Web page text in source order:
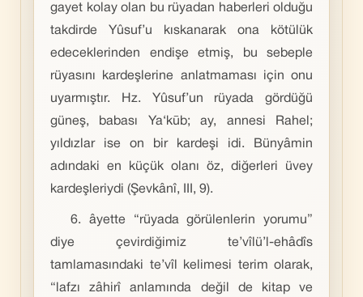
gayet kolay olan bu rüyadan haberleri olduğu
takdirde Yûsuf’u kıskanarak ona kötülük
edeceklerinden endişe etmiş, bu sebeple
rüyasını kardeşlerine anlatmaması için onu
uyarmıştır. Hz. Yûsuf’un rüyada gördüğü
güneş, babası Ya‘kūb; ay, annesi Rahel;
yıldızlar ise on bir kardeşi idi. Bünyâmin
adındaki en küçük olanı öz, diğerleri üvey
kardeşleriydi (Şevkânî, III, 9).
6. âyette “rüyada görülenlerin yorumu”
diye çevirdiğimiz te’vîlü’l-ehâdîs
tamlamasındaki te’vîl kelimesi terim olarak,
“lafzı zâhirî anlamında değil de kitap ve